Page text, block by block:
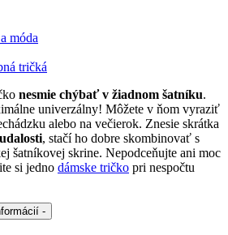
móda
tričká
nesmie chýbať v žiadnom šatníku.
univerzálny! Môžete v ňom vyraziť
alebo na večierok. Znesie skrátka
, stačí ho dobre skombinovať s
šatníkovej skrine. Nepodceňujte ani moc
si jedno dámske tričko pri nespočtu
-